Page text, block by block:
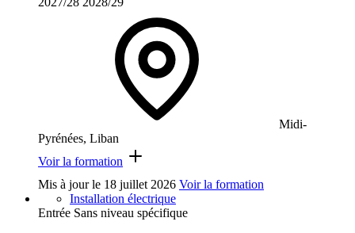
Midi-
Pyrénées, Liban
Voir la formation
Mis à jour le 18 juillet 2026 Voir la formation
Installation électrique
Entrée Sans niveau spécifique